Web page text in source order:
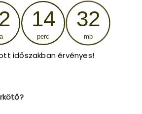
Ft.
is:
6
993 Ft.
14
perc
31
mp
időszakban érvényes!